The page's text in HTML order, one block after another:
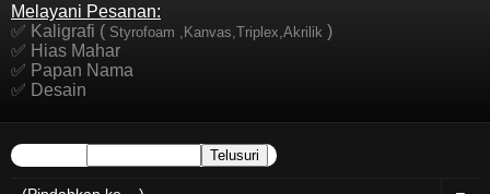
Melayani Pesanan:
✅ Kaligrafi ( Styrofoam ,Kanvas,Triplex,Akrilik )
✅ Hias Mahar
✅ Papan Nama
✅ Desain